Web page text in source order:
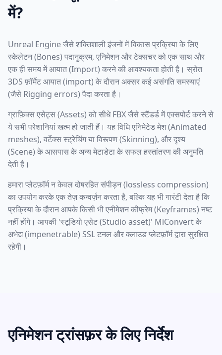
में?
Unreal Engine जैसे शक्तिशाली इंजनों में विकास प्रक्रिया के लिए
स्केलेटन (Bones) पदानुक्रम, एनिमेशन और टेक्सचर को एक साथ और
एक ही समय में आयात (Import) करने की आवश्यकता होती है। स्रोत
3DS फ़ॉर्मेट आयात (import) के दौरान अक्सर कई असंगति समस्याएं
(जैसे Rigging errors) पैदा करता है।
ग्राफ़िक्स एसेट्स (Assets) को सीधे FBX जैसे स्टैंडर्ड में एक्सपोर्ट करने से
ये सभी परेशानियां खत्म हो जाती हैं। यह विधि एनिमेटेड मेश (Animated
meshes), वर्टेक्स स्ट्रेचिंग या विरूपण (Skinning), और दृश्य
(Scene) के आसपास के अन्य मेटाडेटा के सफल हस्तांतरण की अनुमति
देती है।
हमारा प्लेटफ़ॉर्म न केवल दोषरहित संपीड़न (lossless compression)
का उपयोग करके एक तेज़ कन्वर्ज़न करता है, बल्कि यह भी गारंटी देता है कि
प्रक्रिया के दौरान आपके किसी भी एनीमेशन कीफ्रेम (Keyframes) नष्ट
नहीं होंगे। आपकी 'स्टूडियो एसेट (Studio asset)' MiConvert के
अभेद्य (impenetrable) SSL टनल और क्लाउड प्लेटफ़ॉर्म द्वारा सुरक्षित
रहेगी।
एनिमेशन ट्रांसफ़र के लिए निर्देश